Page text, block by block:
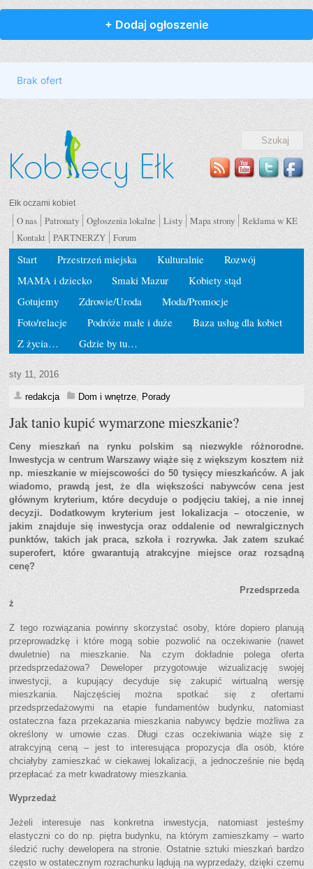
Ełk oczami kobiet
O nas Patronaty Ogłoszenia lokalne Listy Mapa strony
Reklama w KE
Kontakt
PARTNERZY Forum
Start Przestrzeń miejska Kulturalnie
Rozwój
MAMA i dziecko
Smaki Mazur
Kobiety stąd
Gotujemy
Zdrowie/Uroda
Moda/Promocje
Foto/relacje
Podróże małe i duże
Baza usług dla kobiet
Z życia…
Gdzie by tu…
sty 11, 2016
redakcja Dom i wnętrze, Porady
Jak tanio kupić wymarzone mieszkanie?
Ceny mieszkań na rynku polskim są niezwykle różnorodne.
Inwestycja w centrum Warszawy wiąże się z większym kosztem niż
np. mieszkanie w miejscowości do 50 tysięcy mieszkańców. A jak
wiadomo, prawdą jest, że dla większości nabywców cena jest
głównym kryterium, które decyduje o podjęciu takiej, a nie innej
decyzji. Dodatkowym kryterium jest lokalizacja – otoczenie, w
jakim znajduje się inwestycja oraz oddalenie od newralgicznych
punktów, takich jak praca, szkoła i rozrywka. Jak zatem szukać
superofert, które gwarantują atrakcyjne miejsce oraz rozsądną
cenę?
Przedsprzeda
ż
Z tego rozwiązania powinny skorzystać osoby, które dopiero planują
przeprowadzkę i które mogą sobie pozwolić na oczekiwanie (nawet
dwuletnie) na mieszkanie. Na czym dokładnie polega oferta
przedsprzedażowa? Deweloper przygotowuje wizualizację swojej
inwestycji, a kupujący decyduje się zakupić wirtualną wersję
mieszkania. Najczęściej można spotkać się z ofertami
przedsprzedażowymi na etapie fundamentów budynku, natomiast
ostateczna faza przekazania mieszkania nabywcy będzie możliwa za
określony w umowie czas. Długi czas oczekiwania wiąże się z
atrakcyjną ceną – jest to interesująca propozycja dla osób, które
chciałyby zamieszkać w ciekawej lokalizacji, a jednocześnie nie będą
przepłacać za metr kwadratowy mieszkania.
Wyprzedaż
Jeżeli interesuje nas konkretna inwestycja, natomiast jesteśmy
elastyczni co do np. piętra budynku, na którym zamieszkamy – warto
śledzić ruchy dewelopera na stronie. Ostatnie sztuki mieszkań bardzo
często w ostatecznym rozrachunku lądują na wyprzedaży, dzięki czemu